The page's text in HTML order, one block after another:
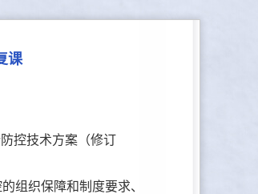
课
控技术方案（修订
组织保障和制度要求、